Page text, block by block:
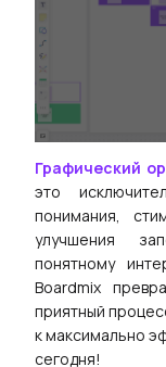
Графический
это
понимания,
улучшения
понятному
Boardmix
приятный
к максимально
сегодня!